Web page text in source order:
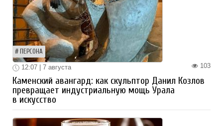
ПЕРСОНА
103
12:07 | 7 августа
Каменский авангард: как скульптор Данил Козлов
превращает индустриальную мощь Урала
в искусство